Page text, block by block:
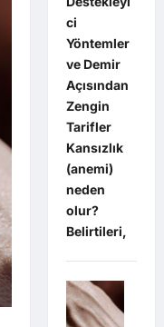
ci
Yöntemler
ve Demir
Açısından
Zengin
Tarifler
Kansızlık
(anemi)
neden
olur?
Belirtileri,